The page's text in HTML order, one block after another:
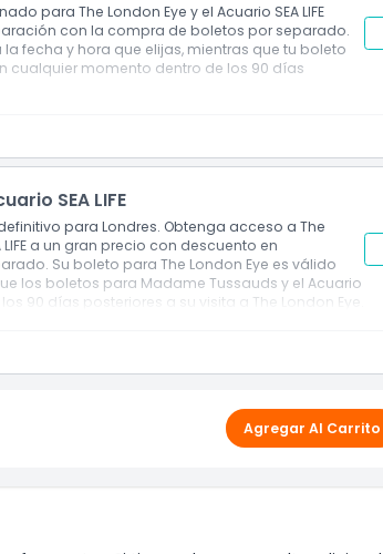
para The London Eye y el Acuario SEA LIFE
con la compra de boletos por separado.
fecha y hora que elijas, mientras que tu boleto
cualquier momento dentro de los 90 días
SEA LIFE
para Londres. Obtenga acceso a The
a un gran precio con descuento en
Su boleto para The London Eye es válido
los boletos para Madame Tussauds y el Acuario
90 días posteriores a su visita a The London Eye.
Agregar Al Carrito